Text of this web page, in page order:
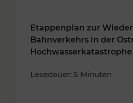
Etappenplan zur
Bahnverkehrs in der
Hochwasserkatastrophe
Lesedauer: 5 Minuten